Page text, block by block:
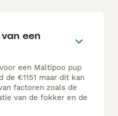
een
een Maltipoo pup
de €1151 maar dit kan
factoren zoals de
van de fokker en de